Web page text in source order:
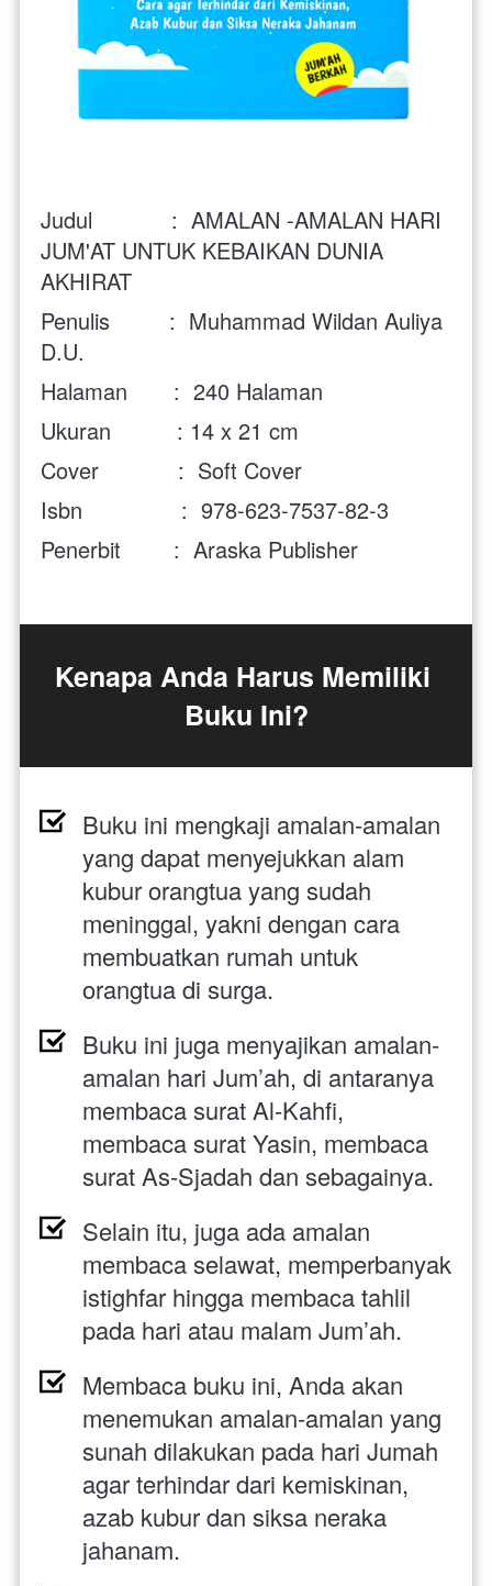
Judul            : AMALAN -AMALAN HARI
JUM'AT UNTUK KEBAIKAN DUNIA
AKHIRAT
Penulis         : Muhammad Wildan Auliya
D.U.
Halaman       :  240 Halaman
Ukuran          : 14 x 21 cm
Cover            :  Soft Cover
Isbn               :  978-623-7537-82-3
Penerbit        :  Araska Publisher
Kenapa Anda Harus Memiliki
Buku Ini?
Buku ini mengkaji amalan-amalan
yang dapat menyejukkan alam
kubur orangtua yang sudah
meninggal, yakni dengan cara
membuatkan rumah untuk
orangtua di surga.
Buku ini juga menyajikan amalan-
amalan hari Jum’ah, di antaranya
membaca surat Al-Kahfi,
membaca surat Yasin, membaca
surat As-Sjadah dan sebagainya.
Selain itu, juga ada amalan
membaca selawat, memperbanyak
istighfar hingga membaca tahlil
pada hari atau malam Jum’ah.
Membaca buku ini, Anda akan
menemukan amalan-amalan yang
sunah dilakukan pada hari Jumah
agar terhindar dari kemiskinan,
azab kubur dan siksa neraka
jahanam.